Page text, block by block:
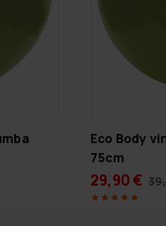
Eco Body
75cm
29,90 €